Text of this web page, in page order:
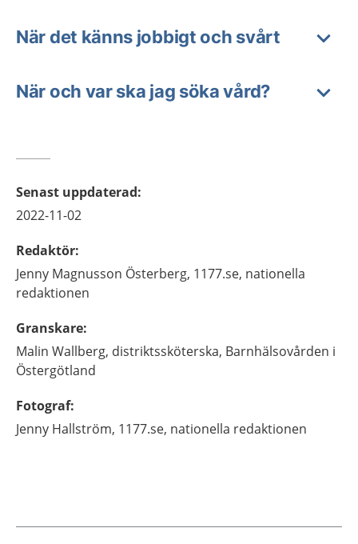
När det känns jobbigt och svårt
När och var ska jag söka vård?
Senast uppdaterad:
2022-11-02
Redaktör:
Jenny Magnusson Österberg, 1177.se, nationella
redaktionen
Granskare:
Malin Wallberg, distriktssköterska, Barnhälsovården i
Östergötland
Fotograf:
Jenny Hallström, 1177.se, nationella redaktionen